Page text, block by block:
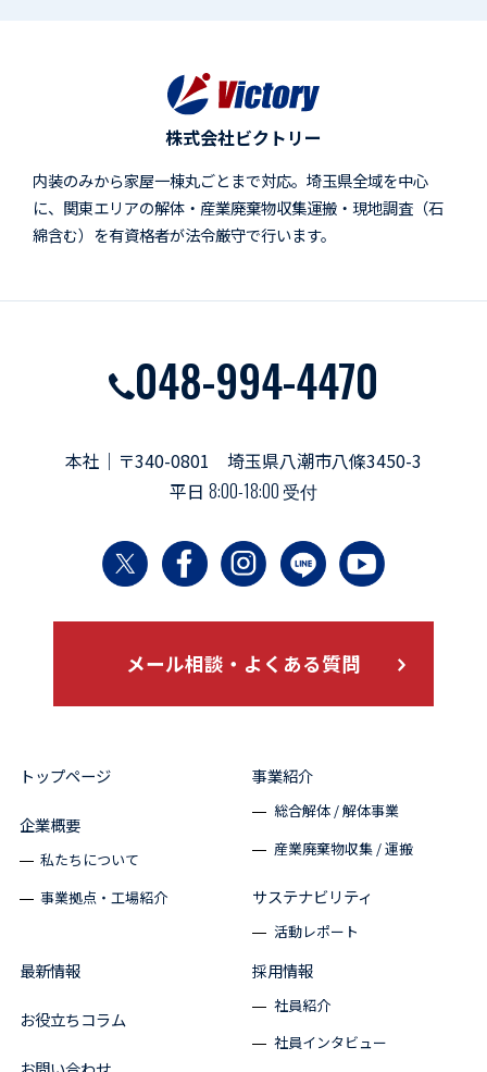
株式会社ビクトリー
内装のみから家屋一棟丸ごとまで対応。埼玉県全域を中心
に、関東エリアの解体・産業廃棄物収集運搬・現地調査（石
綿含む）を有資格者が法令厳守で行います。
048-994-4470
本社｜〒340-0801 埼玉県八潮市八條3450-3
平日 8:00-18:00 受付
メール相談・よくある質問
トップページ
企業概要
私たちについて
事業拠点・工場紹介
事業紹介
総合解体 / 解体事業
産業廃棄物収集 / 運搬
サステナビリティ
活動レポート
最新情報
お役立ちコラム
採用情報
社員紹介
社員インタビュー